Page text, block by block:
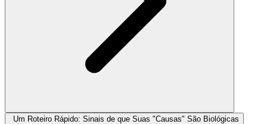
Um Roteiro Rápido: Sinais de que Suas "Causas" São Biológicas